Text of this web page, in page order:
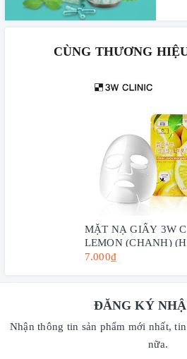
CÙNG THƯƠNG
MẶT NẠ GIẤY 3W
LEMON (CHANH)
QUỐC) 23ML -
7.000₫
ĐĂNG KÝ
Nhận thông tin sản phẩm mới nhất,
nữa.